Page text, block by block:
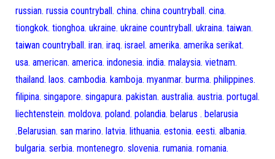
russian. russia countryball. china. china countryball. cina.
tiongkok. tionghoa. ukraine. ukraine countryball. ukraina. taiwan.
taiwan countryball. iran. iraq. israel. amerika. amerika serikat.
usa. american. america. indonesia. india. malaysia. vietnam.
thailand. laos. cambodia. kamboja. myanmar. burma. philippines.
filipina. singapore. singapura. pakistan. australia. austria. portugal.
liechtenstein. moldova. poland. polandia. belarus . belarusia
.Belarusian. san marino. latvia. lithuania. estonia. eesti. albania.
bulgaria. serbia. montenegro. slovenia. rumania. romania.